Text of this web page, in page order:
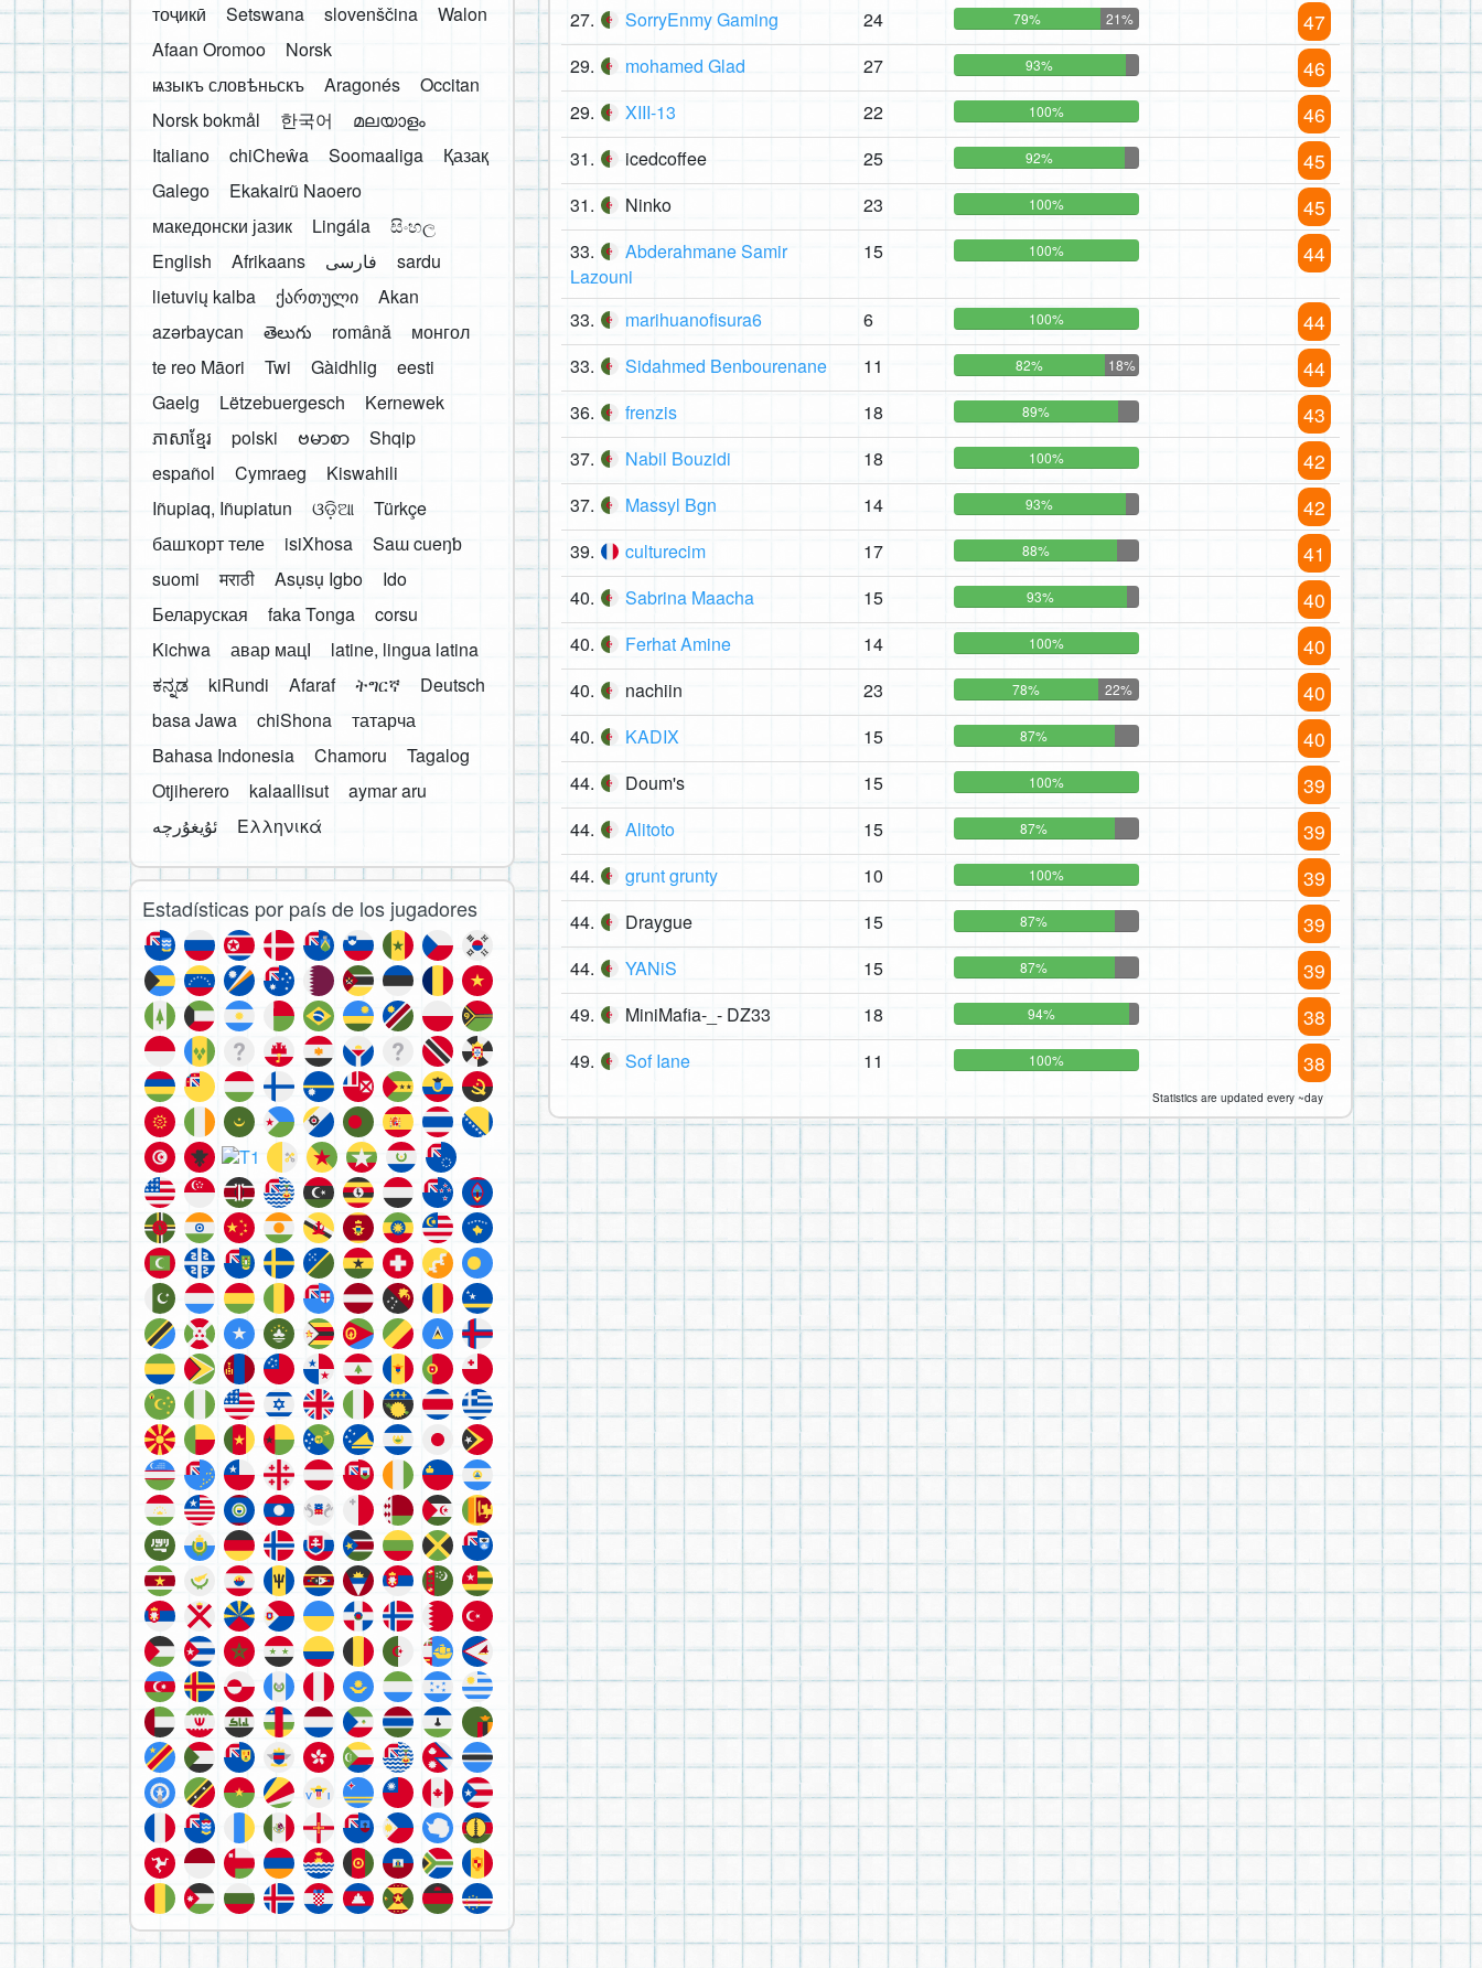
27. SorryEnmy Gaming 24 79% 21% 47
29. mohamed Glad 27 93% 46
29. XIII-13 22 100% 46
31. icedcoffee 25 92% 45
31. Ninko 23 100% 45
33.
Abderahmane Samir
Lazouni
15 100% 44
33. marihuanofisura6 6 100% 44
33. Sidahmed Benbourenane 11 82% 18% 44
36. frenzis 18 89% 43
37. Nabil Bouzidi 18 100% 42
37. Massyl Bgn 14 93% 42
39. culturecim 17 88% 41
40. Sabrina Maacha 15 93% 40
40. Ferhat Amine 14 100% 40
40. nachiin 23 78% 22% 40
40. KADIX 15 87% 40
44. Doum's 15 100% 39
44. Alitoto 15 87% 39
44. grunt grunty 10 100% 39
44. Draygue 15 87% 39
44. YANiS 15 87% 39
49. MiniMafia-_- DZ33 18 94% 38
49. Sof Iane 11 100% 38
Statistics are updated every ~day
тоҷикӣ
Setswana slovenščina
Walon
Afaan Oromoo
Norsk
ѩзыкъ словѣньскъ
Aragonés
Occitan
Norsk bokmål
한국어
മലയാളം
Italiano
chiCheŵa Soomaaliga
Қазақ
Galego
Ekakairũ Naoero
македонски јазик
Lingála
සිංහල
English
Afrikaans فارسی
sardu
lietuvių kalba
ქართული
Akan
azərbaycan
తెలుగు română
монгол
te reo Māori
Twi Gàidhlig
eesti
Gaelg
Lëtzebuergesch
Kernewek
ភាសាខ្មែរ
polski ဗမာစာ
Shqip
español
Cymraeg
Kiswahili
Iñupiaq, Iñupiatun
ଓଡ଼ିଆ
Türkçe
башҡорт теле
isiXhosa
Saɯ cueŋƅ
suomi
मराठी Asụsụ Igbo
Ido
Беларуская
faka Tonga
corsu
Kichwa
авар мацӀ
latine, lingua latina
ಕನ್ನಡ
kiRundi Afaraf ትግርኛ
Deutsch
basa Jawa
chiShona
татарча
Bahasa Indonesia
Chamoru
Tagalog
Otjiherero
kalaallisut
aymar aru
Ελληνικά
Estadísticas por país de los jugadores